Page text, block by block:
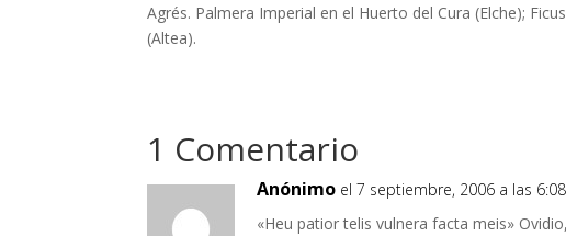
Agrés. Palmera Imperial en el Huerto del Cura (Elche);
(Altea).
1 Comentario
Anónimo el 7 septiembre, 2006 a las
«Heu patior telis vulnera facta meis»